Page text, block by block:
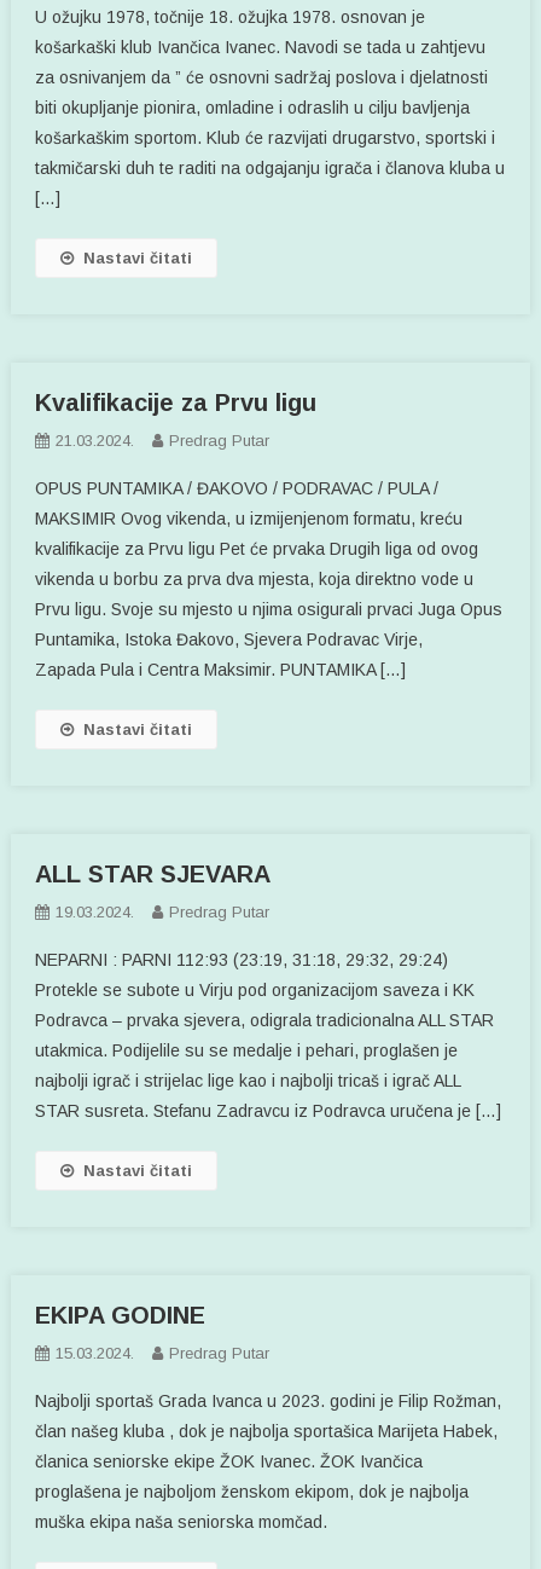
U ožujku 1978, točnije 18. ožujka 1978. osnovan je
košarkaški klub Ivančica Ivanec. Navodi se tada u zahtjevu
za osnivanjem da ” će osnovni sadržaj poslova i djelatnosti
biti okupljanje pionira, omladine i odraslih u cilju bavljenja
košarkaškim sportom. Klub će razvijati drugarstvo, sportski i
takmičarski duh te raditi na odgajanju igrača i članova kluba u
[…]
Nastavi čitati
Kvalifikacije za Prvu ligu
21.03.2024. Predrag Putar
OPUS PUNTAMIKA / ĐAKOVO / PODRAVAC / PULA /
MAKSIMIR Ovog vikenda, u izmijenjenom formatu, kreću
kvalifikacije za Prvu ligu Pet će prvaka Drugih liga od ovog
vikenda u borbu za prva dva mjesta, koja direktno vode u
Prvu ligu. Svoje su mjesto u njima osigurali prvaci Juga Opus
Puntamika, Istoka Đakovo, Sjevera Podravac Virje,
Zapada Pula i Centra Maksimir. PUNTAMIKA […]
Nastavi čitati
ALL STAR SJEVARA
19.03.2024. Predrag Putar
NEPARNI : PARNI 112:93 (23:19, 31:18, 29:32, 29:24)
Protekle se subote u Virju pod organizacijom saveza i KK
Podravca – prvaka sjevera, odigrala tradicionalna ALL STAR
utakmica. Podijelile su se medalje i pehari, proglašen je
najbolji igrač i strijelac lige kao i najbolji tricaš i igrač ALL
STAR susreta. Stefanu Zadravcu iz Podravca uručena je […]
Nastavi čitati
EKIPA GODINE
15.03.2024. Predrag Putar
Najbolji sportaš Grada Ivanca u 2023. godini je Filip Rožman,
član našeg kluba , dok je najbolja sportašica Marijeta Habek,
članica seniorske ekipe ŽOK Ivanec. ŽOK Ivančica
proglašena je najboljom ženskom ekipom, dok je najbolja
muška ekipa naša seniorska momčad.